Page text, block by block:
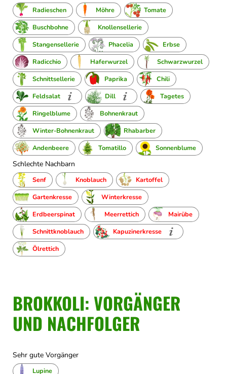
Radieschen Möhre
Tomate
Buschbohne
Knollensellerie
Stangensellerie
Phacelia
Erbse
Radicchio
Haferwurzel
Schwarzwurzel
Schnittsellerie
Paprika
Chili
Feldsalat
Dill
Tagetes
Ringelblume
Bohnenkraut
Winter-Bohnenkraut
Rhabarber
Andenbeere
Tomatillo Sonnenblume
Schlechte Nachbarn
Senf Knoblauch
Kartoffel
Gartenkresse
Winterkresse
Erdbeerspinat
Meerrettich
Mairübe
Schnittknoblauch
Kapuzinerkresse
Ölrettich
BROKKOLI: VORGÄNGER
UND NACHFOLGER
Sehr gute Vorgänger
Lupine